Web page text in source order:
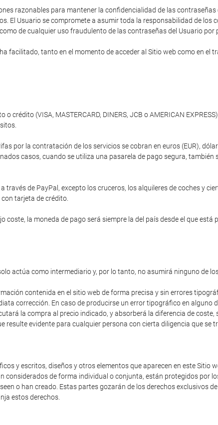
razonables para mantener la confidencialidad de las
El Usuario se compromete a asumir toda la responsabilidad de los
de cualquier uso fraudulento de las contraseñas del Usuario por
facilitado, tanto en el momento de acceder al Sitio web como en el
crédito (VISA, MASTERCARD, DINERS, JCB o AMERICAN
por la contratación de los servicios se cobran en euros (EUR),
casos, cuando se utiliza una pasarela de pago segura,
de PayPal, excepto los cruceros, los alquileres de coches y
tarjeta de crédito.
la moneda de pago será siempre la del país desde el que está
actúa como intermediario y, por lo tanto, no asumirá ninguno de
contenida en el sitio web de forma precisa y sin errores
corrección. En caso de producirse un error tipográfico en
la compra al precio indicado, y absorberá la diferencia de
resulte evidente para cualquier persona con cierta diligencia que se
y escritos, diseños y otros elementos que aparecen en este Sitio
considerados de forma individual o conjunta, están protegidos por
o han creado. Estas partes gozarán de los derechos exclusivos
estos derechos.